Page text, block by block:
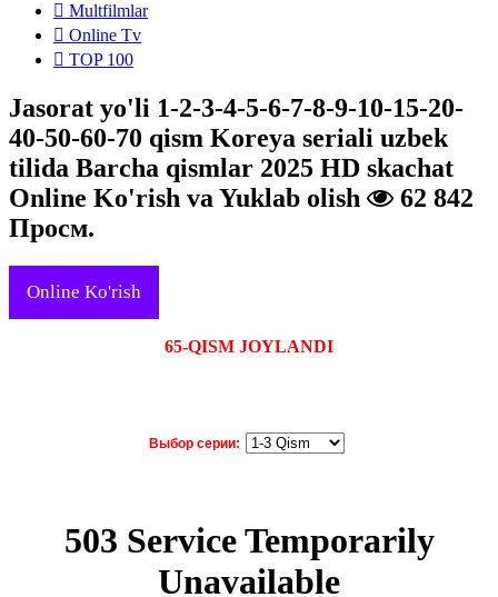
Multfilmlar
Online Tv
TOP 100
Jasorat yo'li 1-2-3-4-5-6-7-8-9-10-15-20-
40-50-60-70 qism Koreya seriali uzbek
tilida Barcha qismlar 2025 HD skachat
Online Ko'rish va Yuklab olish
62 842
Просм.
Online Ko'rish
65-QISM JOYLANDI
Выбор серии: